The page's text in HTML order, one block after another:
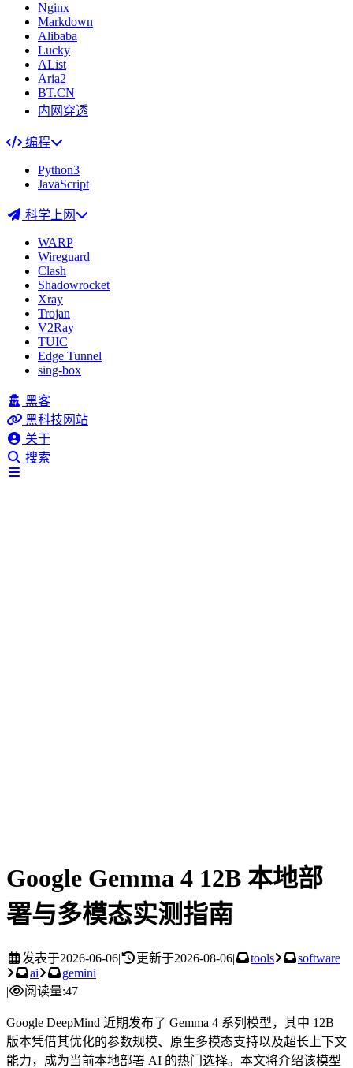
Nginx
Markdown
Alibaba
Lucky
AList
Aria2
BT.CN
内网穿透
编程
Python3
JavaScript
科学上网
WARP
Wireguard
Clash
Shadowrocket
Xray
Trojan
V2Ray
TUIC
Edge Tunnel
sing-box
黑客
黑科技网站
关于
搜索
Google Gemma 4 12B 本地部
署与多模态实测指南
发表于2026-06-06| 更新于2026-08-06| tools
software
ai
gemini
|
阅读量:47
Google DeepMind 近期发布了 Gemma 4 系列模型，其中 12B
版本凭借其优化的参数规模、原生多模态支持以及超长上下文
能力，成为当前本地部署 AI 的热门选择。本文将介绍该模型